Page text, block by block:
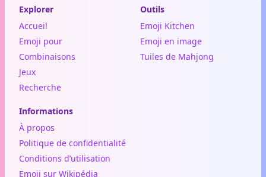
Explorer
Accueil
Emoji pour
Combinaisons
Jeux
Recherche
Outils
Emoji Kitchen
Emoji en image
Tuiles de Mahjong
Informations
À propos
Politique de confidentialité
Conditions d’utilisation
Emoji sur Wikipédia